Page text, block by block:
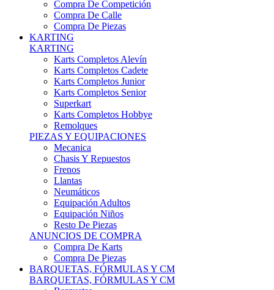
Llantas
Neumáticos
Equipación Adultos
Equipación Niños
Resto De Piezas
ANUNCIOS DE COMPRA
Compra De Karts
Compra De Piezas
BARQUETAS, FÓRMULAS Y CM
BARQUETAS, FÓRMULAS Y CM
Barquetas
Fórmulas
Cm
Prototipos
Remolques
PIEZAS Y EQUIPACIONES
Mecánica
Electrónica
Chasis Y Carrocería
Suspensiones
Frenos
Llantas
Neumáticos
Resto De Piezas
ANUNCIOS DE COMPRA
Compra Vehículos